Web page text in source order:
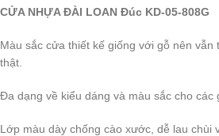
CỬA NHỰA ĐÀI LOAN Đúc KD-05-808G
Màu sắc cửa thiết kế giống với gỗ nên
thật.
Đa dạng về kiểu dáng và màu sắc cho các
Lớp màu dày chống cào xước, dễ lau chùi